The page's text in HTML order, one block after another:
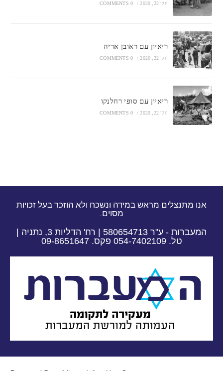
יולי 22, 2020 /
0 COMMENTS
ריאיון עם ראובן אריה
יולי 22, 2020 /
0 COMMENTS
ריאיון עם סופי רחלנקו
יולי 22, 2020 /
0 COMMENTS
אנו מתנצלים מראש במידה ונשכח ולא הוזכר בעל זכויות
מסוים.
המעברות - ע"ר 580654713 | רח' הדליות 3, נתניה |
טל. 054-7402109 פקס. 09-8651647​